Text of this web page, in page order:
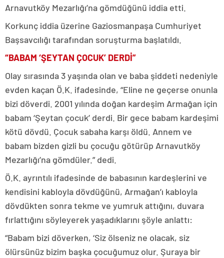
Arnavutköy Mezarlığı’na gömdüğünü iddia etti.
Korkunç iddia üzerine Gaziosmanpaşa Cumhuriyet
Başsavcılığı tarafından soruşturma başlatıldı.
“BABAM ‘ŞEYTAN ÇOCUK’ DERDİ”
Olay sırasında 3 yaşında olan ve baba şiddeti nedeniyle
evden kaçan Ö.K. ifadesinde, “Eline ne geçerse onunla
bizi döverdi. 2001 yılında doğan kardeşim Armağan için
babam ‘Şeytan çocuk’ derdi. Bir gece babam kardeşimi
kötü dövdü. Çocuk sabaha karşı öldü. Annem ve
babam bizden gizli bu çocuğu götürüp Arnavutköy
Mezarlığı’na gömdüler.” dedi.
Ö.K. ayrıntılı ifadesinde de babasının kardeşlerini ve
kendisini kabloyla dövdüğünü, Armağan’ı kabloyla
dövdükten sonra tekme ve yumruk attığını, duvara
fırlattığını söyleyerek yaşadıklarını şöyle anlattı:
“Babam bizi döverken, ‘Siz ölseniz ne olacak, siz
ölürsünüz bizim başka çocuğumuz olur. Şuraya bir